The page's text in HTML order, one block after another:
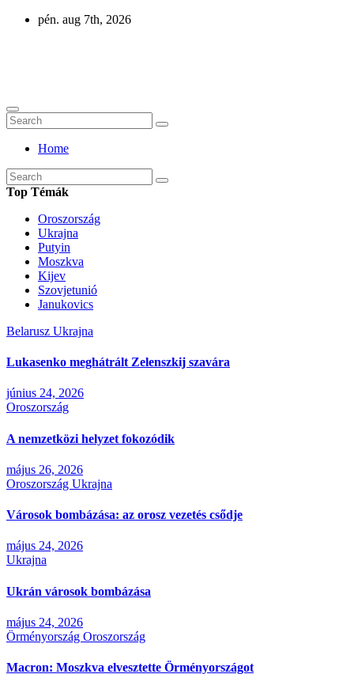
Skip
pén. aug 7th, 2026
Home
Top Témák
Oroszország
Ukrajna
Putyin
Moszkva
Kijev
Szovjetunió
Janukovics
Belarusz Ukrajna
Lukasenko meghátrált Zelenszkij szavára
június 24, 2026
Oroszország
A nemzetközi helyzet fokozódik
május 26, 2026
Oroszország Ukrajna
Városok bombázása: az orosz vezetés csődje
május 24, 2026
Ukrajna
Ukrán városok bombázása
május 24, 2026
Örményország Oroszország
Macron: Moszkva elvesztette Örményországot